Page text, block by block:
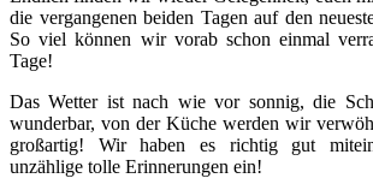
die vergangenen beiden Tagen auf den
So viel können wir vorab schon einmal
Tage!
Das Wetter ist nach wie vor sonnig, die
wunderbar, von der Küche werden wir
großartig! Wir haben es richtig gut
unzählige tolle Erinnerungen ein!